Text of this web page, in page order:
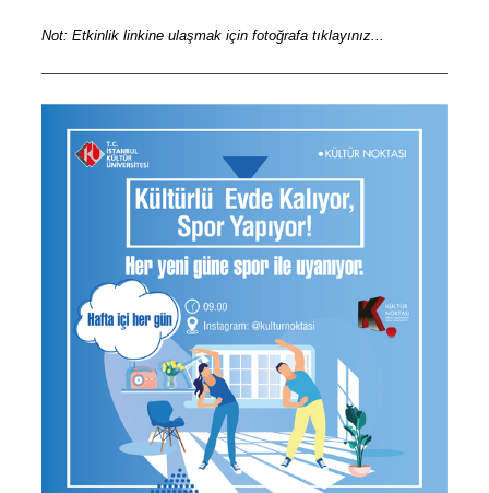
Not: Etkinlik linkine ulaşmak için fotoğrafa tıklayınız...